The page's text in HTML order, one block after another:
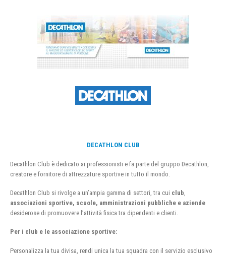
DECATHLON CLUB
Decathlon Club è dedicato ai professionisti e fa parte del gruppo Decathlon,
creatore e fornitore di attrezzature sportive in tutto il mondo.
Decathlon Club si rivolge a un’ampia gamma di settori, tra cui club
associazioni sportive, scuole, amministrazioni pubbliche e aziende
desiderose di promuovere l’attività fisica tra dipendenti e clienti.
Per i club e le associazione sportive:
Personalizza la tua divisa, rendi unica la tua squadra con il servizio esclusivo